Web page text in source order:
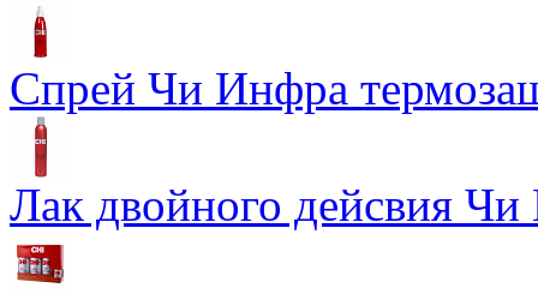
Спрей Чи Инфра
Лак двойного дейсвия